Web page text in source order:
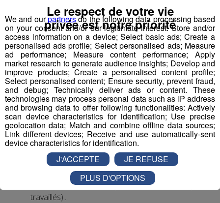
Expérience dans le handicap souhaitée, débutant
accepté.
Autre diplôme accepté : Moniteur-Educateur.
> poste à pourvoir dès que possible
Conditions:
CDI, 35h hebdomadaires, travail 1 weekend /2
(prime les dimanches travaillés)
Rémunération base conventionnelle CCN 1966,
salaire brut mensuel (indicatif de base, ancienneté
et diplôme pris en compte) : 2 000€
Mutuelle prise en charge à 90% par l’employeur
Financement VAE et formations par l’employeur,
avantages œuvres sociales, cycle de travail en 2
semaines (1 semaine 5 jours et 1 semaine 4 jours
travaillés)...
We and ourpartnersdo the following data processing based
on your consent and/or our legitimate interest: Store and/or
access information on a device; Select basic ads; Create a
personalised ads profile; Select personalised ads; Measure
ad performance; Measure content performance; Apply
market research to generate audience insights; Develop and
improve products; Create a personalised content profile;
Select personalised content; Ensure security, prevent fraud,
and debug; Technically deliver ads or content. These
technologies may process personal data such as IP address
and browsing data to offer following functionalities: Actively
scan device characteristics for identification; Use precise
geolocation data; Match and combine offline data sources;
Link different devices; Receive and use automatically-sent
device characteristics for identification.
Le respect de votre vie
privée est notre priorité
J'ACCEPTE
JE REFUSE
PLUS D'OPTIONS